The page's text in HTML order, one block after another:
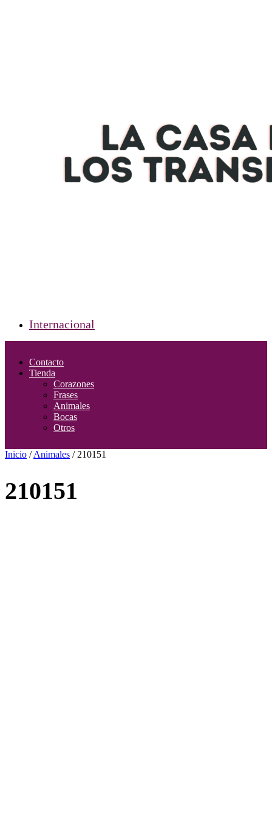
Internacional
Contacto
Tienda
Corazones
Frases
Animales
Bocas
Otros
Inicio /Animales / 210151
210151